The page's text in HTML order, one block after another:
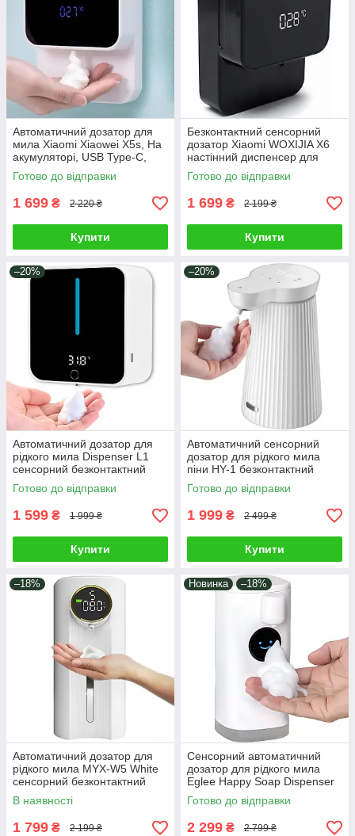
Автоматичний дозатор для
мила Xiaomi Xiaowei X5s, На
акумуляторі, USB Type-C,
LED-дисплей, Температура
Готово до відправки
1 699 ₴ 2 220 ₴
Купити
Безконтактний сенсорний
дозатор Xiaomi WOXIJIA X6
настінний диспенсер для
мила шампуню антисептика
миючого засобу Чорний
Готово до відправки
1 699 ₴ 2 199 ₴
Купити
–20%
Автоматичний дозатор для
рідкого мила Dispenser L1
сенсорний безконтактний
диспенсер акумуляторний
настінний пінний Xiaomi
Готово до відправки
1 599 ₴ 1 999 ₴
Купити
–20%
Автоматичний сенсорний
дозатор для рідкого мила
піни HY-1 безконтактний
диспенсер на акумуляторі
пінний настільний Xiaomi
Готово до відправки
1 999 ₴ 2 499 ₴
Купити
–18%
Автоматичний дозатор для
рідкого мила MYX-W5 White
сенсорний безконтактний
диспенсер акумуляторний
настінний пінний Xiaomi
В наявності
1 799 ₴ 2 199 ₴
Новинка –18%
Сенсорний автоматичний
дозатор для рідкого мила
Eglee Happy Soap Dispenser
OE-03 безконтактний
акумуляторний настінний
Готово до відправки
2 299 ₴ 2 799 ₴